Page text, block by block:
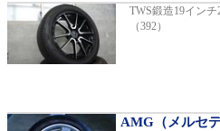
2018年モデル 車
【中古タイヤ美品
TWS鍛造19イン
（392）
AMG（メルセ